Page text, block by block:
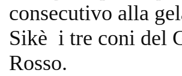
consecutivo alla
Sikè i tre coni del
Rosso.